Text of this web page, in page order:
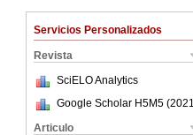
Servicios Personalizados
Revista
SciELO Analytics
Google Scholar H5M5 (2021
Articulo